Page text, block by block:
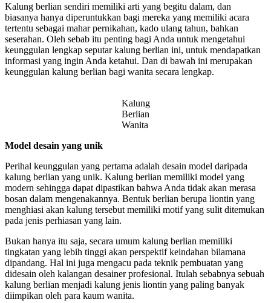
Kalung berlian sendiri memiliki arti yang begitu dalam, dan
biasanya hanya diperuntukkan bagi mereka yang memiliki acara
tertentu sebagai mahar pernikahan, kado ulang tahun, bahkan
seserahan. Oleh sebab itu penting bagi Anda untuk mengetahui
keunggulan lengkap seputar kalung berlian ini, untuk mendapatkan
informasi yang ingin Anda ketahui. Dan di bawah ini merupakan
keunggulan kalung berlian bagi wanita secara lengkap.
Kalung
Berlian
Wanita
Model desain yang unik
Perihal keunggulan yang pertama adalah desain model daripada
kalung berlian yang unik. Kalung berlian memiliki model yang
modern sehingga dapat dipastikan bahwa Anda tidak akan merasa
bosan dalam mengenakannya. Bentuk berlian berupa liontin yang
menghiasi akan kalung tersebut memiliki motif yang sulit ditemukan
pada jenis perhiasan yang lain.
Bukan hanya itu saja, secara umum kalung berlian memiliki
tingkatan yang lebih tinggi akan perspektif keindahan bilamana
dipandang. Hal ini juga mengacu pada teknik pembuatan yang
didesain oleh kalangan desainer profesional. Itulah sebabnya sebuah
kalung berlian menjadi kalung jenis liontin yang paling banyak
diimpikan oleh para kaum wanita.